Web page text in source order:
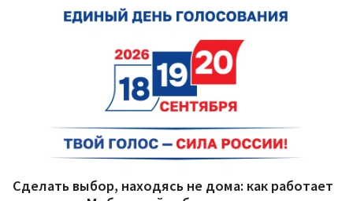
Сделать выбор, находясь не дома: как работает